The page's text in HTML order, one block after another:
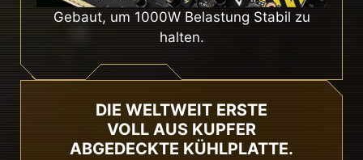
Gebaut, um 1000W Belastung Stabil zu
halten.
DIE WELTWEIT ERSTE
VOLL AUS KUPFER
ABGEDECKTE KÜHLPLATTE.